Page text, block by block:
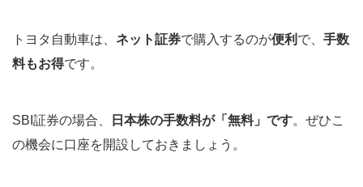
トヨタ自動車は、 ネット証券で購入するのが便利 で、 手数
料もお得です。
SBI証券の場合、 日本株の手数料が「無料」です。ぜひこ
の機会に口座を開設しておきましょう。